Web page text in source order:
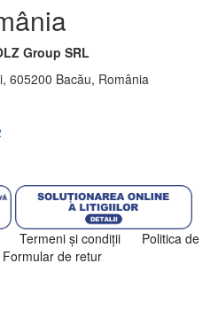
Group SRL
605200 Bacău, România
Termeni şi condiţii
Politica de
Formular de retur